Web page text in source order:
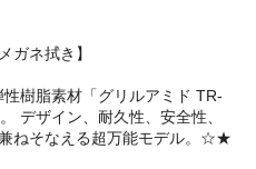
ガネ拭き】
樹脂素材「グリルアミド TR-
デザイン、耐久性、安全性、
ねそなえる超万能モデル。☆★